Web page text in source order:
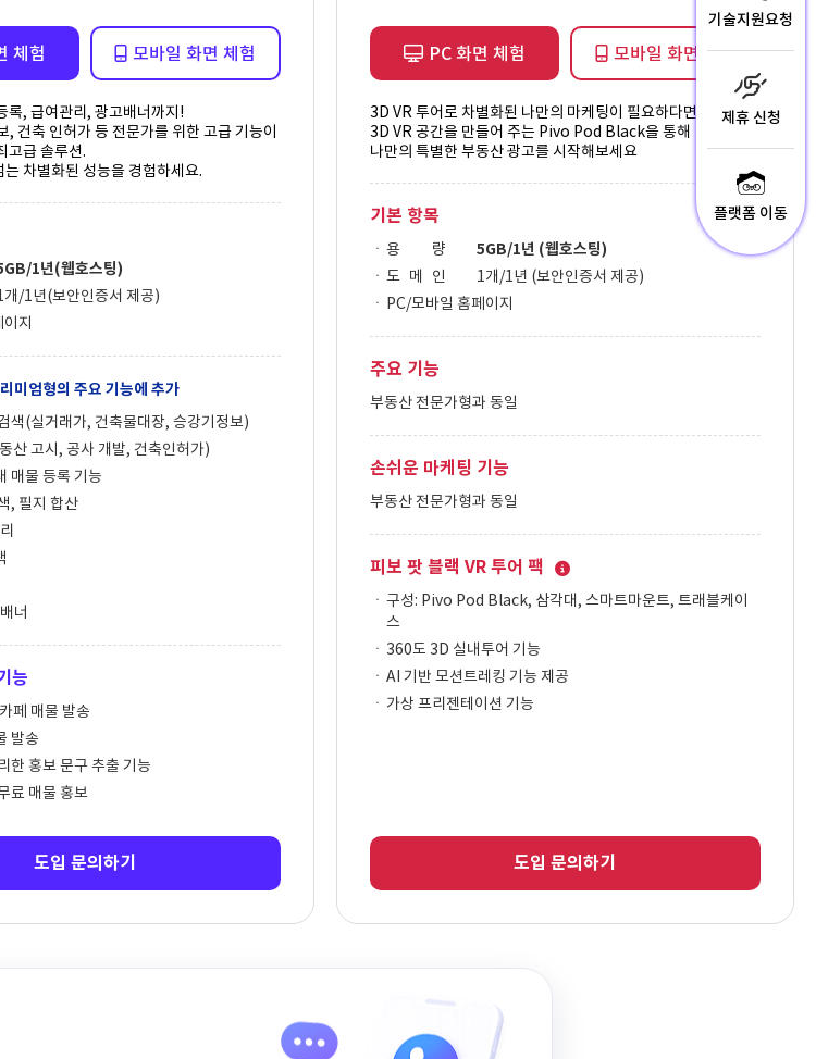
기술지원요청
제휴 신청
플랫폼 이동
체험 모바일 화면 체험
록, 급여관리, 광고배너까지!
, 건축 인허가 등 전문가를 위한 고급 기능이
고급 솔루션.
차별화된 성능을 경험하세요.
1년(웹호스팅)
개/1년(보안인증서 제공)
지
미엄형의 주요 기능에 추가
색(실거래가, 건축물대장, 승강기정보)
산 고시, 공사 개발, 건축인허가)
매물 등록 기능
, 필지 합산
너
능
페 매물 발송
발송
한 홍보 문구 추출 기능
료 매물 홍보
도입 문의하기
PC 화면 체험 모바일 화면 체험
3D VR 투어로 차별화된 나만의 마케팅이 필요하다면?
3D VR 공간을 만들어 주는 Pivo Pod Black을 통해
나만의 특별한 부동산 광고를 시작해보세요
기본 항목
용 량
5GB/1년 (웹호스팅)
도 메 인
1개/1년 (보안인증서 제공)
PC/모바일 홈페이지
주요 기능
부동산 전문가형과 동일
손쉬운 마케팅 기능
부동산 전문가형과 동일
피보 팟 블랙 VR 투어 팩
구성: Pivo Pod Black, 삼각대, 스마트마운트, 트래블케이
스
360도 3D 실내투어 기능
AI 기반 모션트레킹 기능 제공
가상 프리젠테이션 기능
도입 문의하기